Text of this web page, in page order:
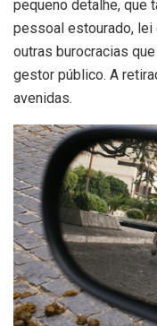
pequeno detalhe, que
pessoal estourado,
outras burocracias
gestor público. A
avenidas.